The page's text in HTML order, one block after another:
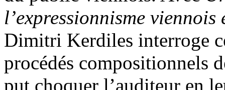
l’expressionnisme
Dimitri Kerdiles interroge
procédés compositionnels
put choquer l’auditeur en